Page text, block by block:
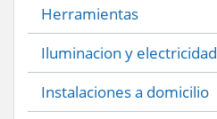
Herramientas
Iluminacion y electricidad
Instalaciones a domicilio